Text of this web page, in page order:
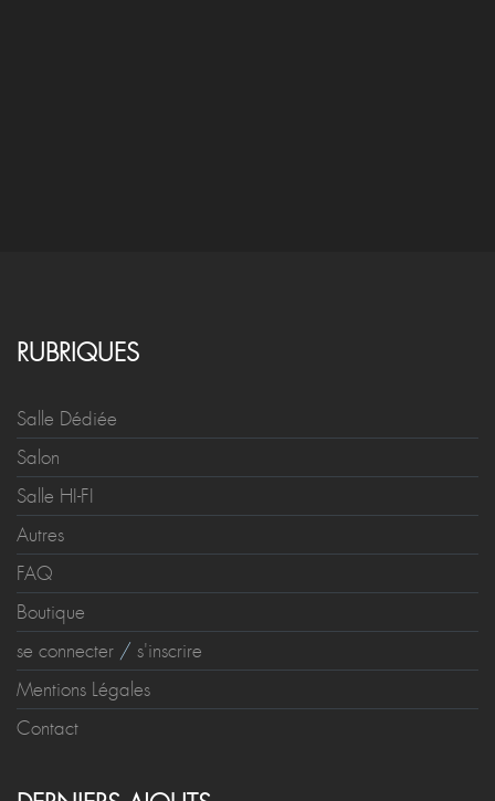
RUBRIQUES
Salle Dédiée
Salon
Salle HI-FI
Autres
FAQ
Boutique
se connecter / s'inscrire
Mentions Légales
Contact